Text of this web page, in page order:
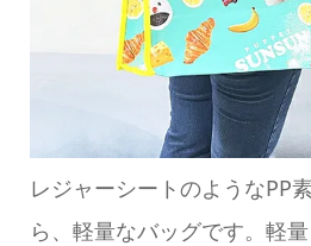
レジャーシートのようなPP
ら、軽量なバッグです。軽